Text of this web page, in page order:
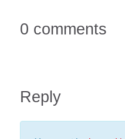
0 comments
Reply